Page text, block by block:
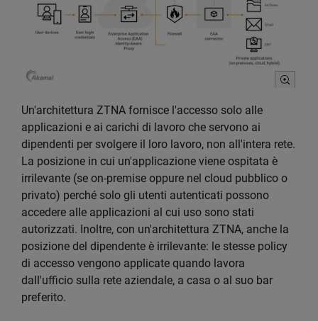
Un'architettura ZTNA fornisce l'accesso solo alle
applicazioni e ai carichi di lavoro che servono ai
dipendenti per svolgere il loro lavoro, non all'intera rete.
La posizione in cui un'applicazione viene ospitata è
irrilevante (se on-premise oppure nel cloud pubblico o
privato) perché solo gli utenti autenticati possono
accedere alle applicazioni al cui uso sono stati
autorizzati. Inoltre, con un'architettura ZTNA, anche la
posizione del dipendente è irrilevante: le stesse policy
di accesso vengono applicate quando lavora
dall'ufficio sulla rete aziendale, a casa o al suo bar
preferito.